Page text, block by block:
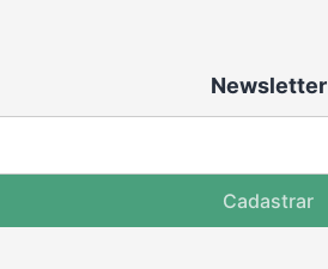
Newsletter
Cadastrar